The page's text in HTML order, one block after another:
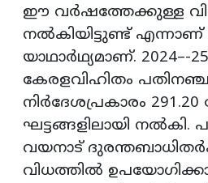
ഈ വർഷത്തേക്കുള്ള
നൽകിയിട്ടുണ്ട്
യാഥാർഥ്യമാണ്. 2024–-
കേരളവിഹിതം
നിർദേശപ്രകാരം
ഘട്ടങ്ങളിലായി
വയനാട്‌
വിധത്തിൽ